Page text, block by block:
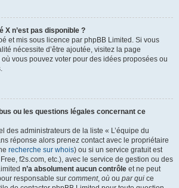
X n’est pas disponible ?
et mis sous licence par phpBB Limited. Si vous
nécessite d’être ajoutée, visitez la page
vous pouvez voter pour des idées proposées ou
ou les questions légales concernant ce
des administrateurs de la liste « L’équipe du
réponse alors prenez contact avec le propriétaire
recherche sur whois) ou si un service gratuit est
f2s.com, etc.), avec le service de gestion ou des
n’a absolument aucun contrôle et ne peut
responsable sur comment, où ou par qui ce